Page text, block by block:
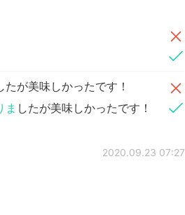
たが美味しかったです！
ま したが美味しかったです！
2020.09.23 07:27